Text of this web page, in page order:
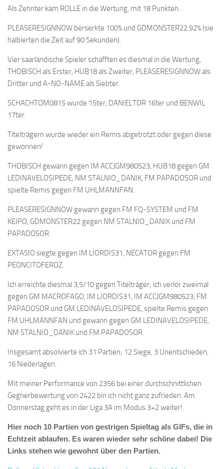
Als Zehnter kam ROLLE in die Wertung, mit 18 Punkten.
PLEASERESIGNNOW berserkte 100% und GDMONSTER22 92% (sie
halbierten die Zeit auf 90 Sekunden).
Vier saarländische Spieler schafften es diesmal in die Wertung,
THOBISCH als Erster, HUB18 als Zweiter, PLEASERESIGNNOW als
Dritter und A-NO-NAME als Siebter.
SCHACHTOM0815 wurde 15ter, DANIELTOR 16ter und BENWIL
17ter.
Titelträgern wurde wieder ein Remis abgetrotzt oder gegen diese
gewonnen!
THOBISCH gewann gegen IM ACCJGM980523, HUB18 gegen GM
LEDINAVELOSIPEDE, NM STALNIO_DANIK, FM PAPADOSOR und
spielte Remis gegen FM UHLMANNFAN.
PLEASERESIGNNOW gewann gegen FM FQ-SYSTEM und FM
KEIPO, GDMONSTER22 gegen NM STALNIO_DANIK und FM
PAPADOSOR.
EXTASIO siegte gegen IM LIORDIS31, NECATOR gegen FM
PEONCITOFEROZ.
Ich erreichte diesmal 3,5/10 gegen Titelträger; ich verlor zweimal
gegen GM MACROFAGO, IM LIORDIS31, IM ACCJGM980523, FM
PAPADOSOR und GM LEDINAVELOSIPEDE, spielte Remis gegen
FM UHLMANNFAN und gewann gegen GM LEDINAVELOSIPEDE,
NM STALNIO_DANIK und FM PAPADOSOR.
Insgesamt absolvierte ich 31 Partien; 12 Siege, 3 Unentschieden,
16 Niederlagen.
Mit meiner Performance von 2356 bei einer durchschnittlichen
Gegnerbewertung von 2422 bin ich nicht ganz zufrieden. Am
Donnerstag geht es in der Liga 3A im Modus 3+2 weiter!
Hier noch 10 Partien von gestrigen Spieltag als GIFs, die in
Echtzeit ablaufen. Es waren wieder sehr schöne dabei! Die
Links stehen wie gewohnt über den Partien.